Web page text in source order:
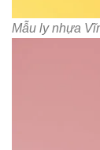
Mẫu ly nhựa